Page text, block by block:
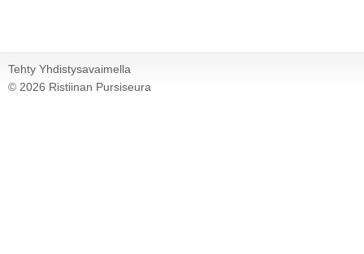
Tehty Yhdistysavaimella
© 2026 Ristiinan Pursiseura